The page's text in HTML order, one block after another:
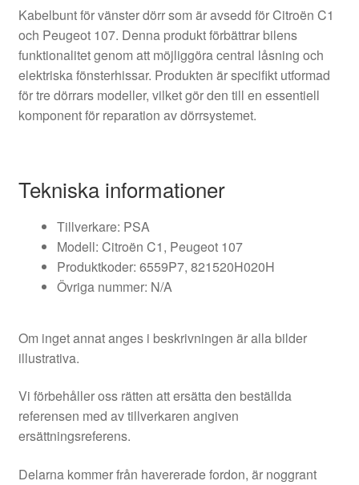
Kabelbunt för vänster dörr som är avsedd för Citroën C1
och Peugeot 107. Denna produkt förbättrar bilens
funktionalitet genom att möjliggöra central låsning och
elektriska fönsterhissar. Produkten är specifikt utformad
för tre dörrars modeller, vilket gör den till en essentiell
komponent för reparation av dörrsystemet.
Tekniska informationer
Tillverkare: PSA
Modell: Citroën C1, Peugeot 107
Produktkoder: 6559P7, 821520H020H
Övriga nummer: N/A
Om inget annat anges i beskrivningen är alla bilder
illustrativa.
Vi förbehåller oss rätten att ersätta den beställda
referensen med av tillverkaren angiven
ersättningsreferens.
Delarna kommer från havererade fordon, är noggrant